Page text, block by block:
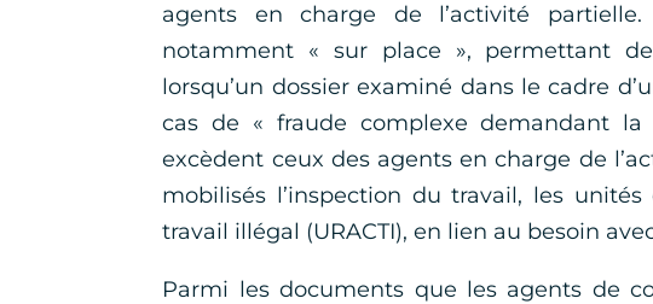
agents en charge de l’activité
notamment « sur place », permettant
lorsqu’un dossier examiné dans le cadre
cas de « fraude complexe demandant la
excèdent ceux des agents en charge de
mobilisés l’inspection du travail, les
travail illégal (URACTI), en lien au besoin
Parmi les documents que les agents de